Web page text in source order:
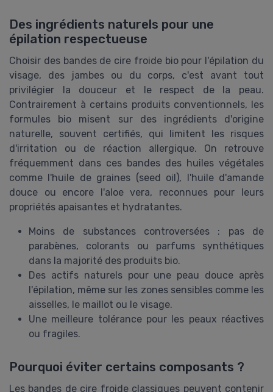
Des ingrédients naturels pour une
épilation respectueuse
Choisir des bandes de cire froide bio pour l'épilation du
visage, des jambes ou du corps, c'est avant tout
privilégier la douceur et le respect de la peau.
Contrairement à certains produits conventionnels, les
formules bio misent sur des ingrédients d'origine
naturelle, souvent certifiés, qui limitent les risques
d'irritation ou de réaction allergique. On retrouve
fréquemment dans ces bandes des huiles végétales
comme l'huile de graines (seed oil), l'huile d'amande
douce ou encore l'aloe vera, reconnues pour leurs
propriétés apaisantes et hydratantes.
Moins de substances controversées : pas de
parabènes, colorants ou parfums synthétiques
dans la majorité des produits bio.
Des actifs naturels pour une peau douce après
l'épilation, même sur les zones sensibles comme les
aisselles, le maillot ou le visage.
Une meilleure tolérance pour les peaux réactives
ou fragiles.
Pourquoi éviter certains composants ?
Les bandes de cire froide classiques peuvent contenir